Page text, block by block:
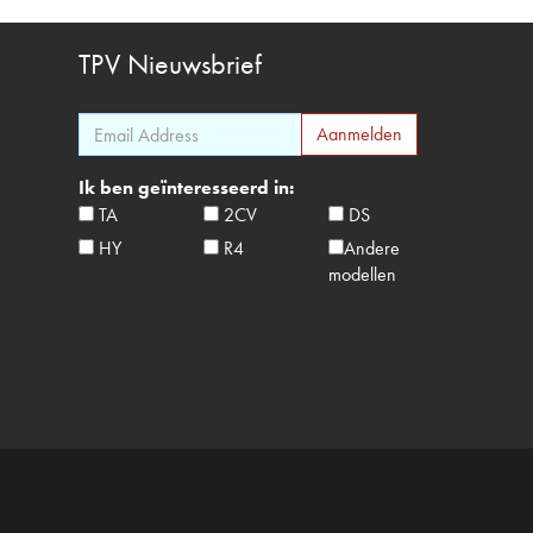
TPV Nieuwsbrief
Ik ben geïnteresseerd in:
TA
2CV
DS
HY
R4
Andere
modellen